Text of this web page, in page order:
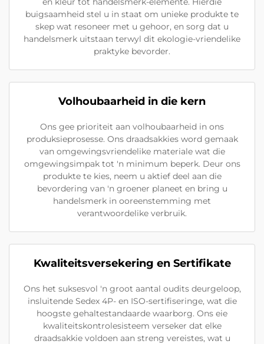
buigsaamheid stel u in staat om unieke produkte te
skep wat resoneer met u gehoor, en sorg dat u
handelsmerk uitstaan terwyl dit ekologie-vriendelike
praktyke bevorder.
Volhoubaarheid in die kern
Ons gee prioriteit aan volhoubaarheid in ons
produksieprosesse. Ons draadsakkies word gemaak
van omgewingsvriendelike materiale wat die
omgewingsimpak tot 'n minimum beperk. Deur ons
produkte te kies, neem u aktief deel aan die
bevordering van 'n groener planeet en bring u
handelsmerk in ooreenstemming met
verantwoordelike verbruik.
Kwaliteitsversekering en Sertifikate
Ons het suksesvol 'n groot aantal oudits deurgeloop,
insluitende Sedex 4P- en ISO-sertifiseringe, wat die
hoogste gehaltestandaarde waarborg. Ons eie
kwaliteitskontrolesisteem verseker dat elke
draadsakkie voldoen aan streng vereistes, wat u